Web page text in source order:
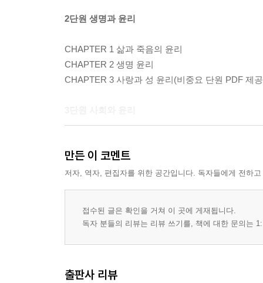
2단원 생명과 윤리
CHAPTER 1 삶과 죽음의 윤리
CHAPTER 2 생명 윤리
CHAPTER 3 사랑과 성 윤리(비중요 단원 PDF 제
CHAPTER 2 사회 정의와 윤리
CHAPTER 3 국가와 시민의 윤리
CHAPTER 2 정보 사회와 윤리(비중요 단원 PDF
만든 이 코멘트
저자, 역자, 편집자를 위한 공간입니다. 독자들에게 전하
접수된 글은 확인을 거쳐 이 곳에 게재됩니다.
독자 분들의 리뷰는 리뷰 쓰기를, 책에 대한 문의는
출판사 리뷰